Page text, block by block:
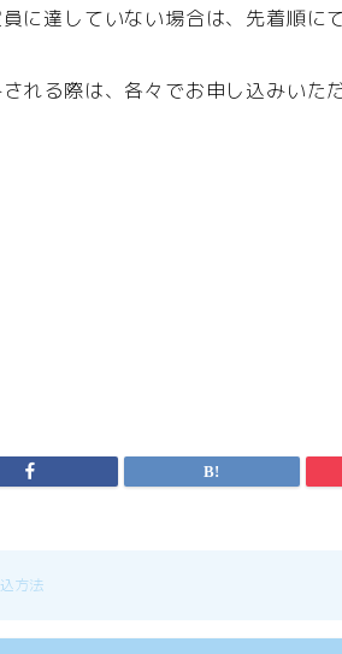
に達していない場合は、先着順に
れる際は、各々でお申し込みいた
方法